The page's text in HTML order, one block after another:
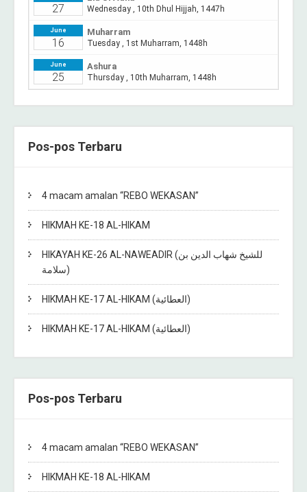
Pos-pos Terbaru
4 macam amalan “REBO WEKASAN”
HIKMAH KE-18 AL-HIKAM
HIKAYAH KE-26 AL-NAWEADIR (للشيخ شهاب الدين بن
سلامة)
HIKMAH KE-17 AL-HIKAM (العطائية)
HIKMAH KE-17 AL-HIKAM (العطائية)
Pos-pos Terbaru
4 macam amalan “REBO WEKASAN”
HIKMAH KE-18 AL-HIKAM